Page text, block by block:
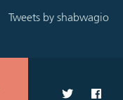
Tweets by shabwagio